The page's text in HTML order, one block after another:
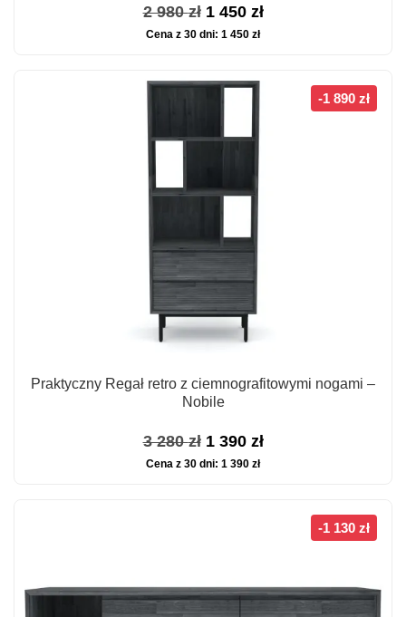
2 980zł Pierwotna
cena
980 zł.
1 450 złAktualna
Cena z 30 dni: 1 450 zł
-1 890 zł
Praktyczny Regał retro z ciemnografitowymi nogami –
Nobile
3 280zł Pierwotna
cena
1 390 złAktualna
Cena z 30 dni: 1 390 zł
-1 130 zł